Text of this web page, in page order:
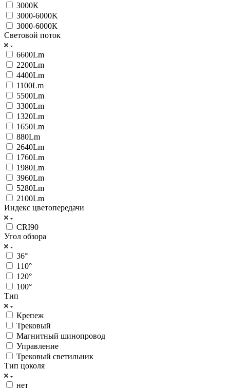
3000К
3000-6000K
3000-6000К
Световой поток
6600Lm
2200Lm
4400Lm
1100Lm
5500Lm
3300Lm
1320Lm
1650Lm
880Lm
2640Lm
1760Lm
1980Lm
3960Lm
5280Lm
2100Lm
Индекс цветопередачи
CRI90
Угол обзора
36°
110°
120°
100°
Тип
Крепеж
Трековый
Магнитный шинопровод
Управление
Трековый светильник
Тип цоколя
нет